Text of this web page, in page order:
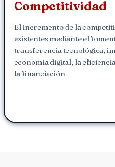
Competitividad
El incremento de la
existentes mediante el
transferencia tecnológica,
economía digital, la
la financiación.